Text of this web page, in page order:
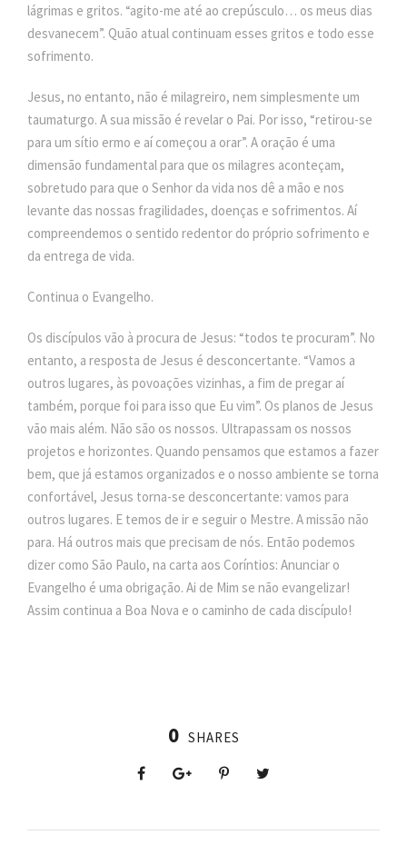
lágrimas e gritos. “agito-me até ao crepúsculo… os meus dias
desvanecem”. Quão atual continuam esses gritos e todo esse
sofrimento.
Jesus, no entanto, não é milagreiro, nem simplesmente um
taumaturgo. A sua missão é revelar o Pai. Por isso, “retirou-se
para um sítio ermo e aí começou a orar”. A oração é uma
dimensão fundamental para que os milagres aconteçam,
sobretudo para que o Senhor da vida nos dê a mão e nos
levante das nossas fragilidades, doenças e sofrimentos. Aí
compreendemos o sentido redentor do próprio sofrimento e
da entrega de vida.
Continua o Evangelho.
Os discípulos vão à procura de Jesus: “todos te procuram”. No
entanto, a resposta de Jesus é desconcertante. “Vamos a
outros lugares, às povoações vizinhas, a fim de pregar aí
também, porque foi para isso que Eu vim”. Os planos de Jesus
vão mais além. Não são os nossos. Ultrapassam os nossos
projetos e horizontes. Quando pensamos que estamos a fazer
bem, que já estamos organizados e o nosso ambiente se torna
confortável, Jesus torna-se desconcertante: vamos para
outros lugares. E temos de ir e seguir o Mestre. A missão não
para. Há outros mais que precisam de nós. Então podemos
dizer como São Paulo, na carta aos Coríntios: Anunciar o
Evangelho é uma obrigação. Ai de Mim se não evangelizar!
Assim continua a Boa Nova e o caminho de cada discípulo!
0 SHARES